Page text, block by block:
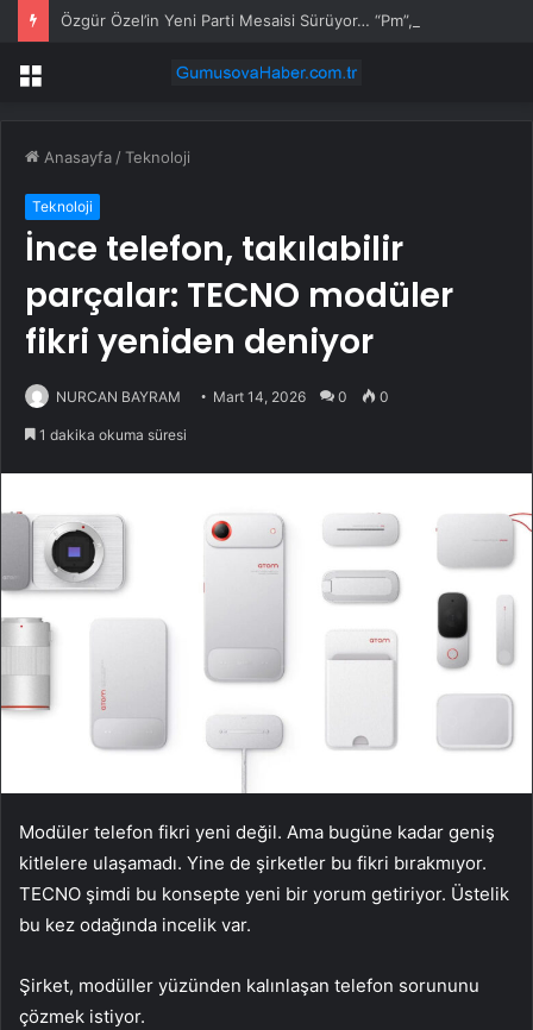
Menü
Anasayfa /Teknoloji
Teknoloji
İnce telefon, takılabilir
parçalar: TECNO modüler
fikri yeniden deniyor
NURCAN BAYRAM Mart 14, 2026 0 0
1 dakika okuma süresi
Modüler telefon fikri yeni değil. Ama bugüne kadar geniş
kitlelere ulaşamadı. Yine de şirketler bu fikri bırakmıyor.
TECNO şimdi bu konsepte yeni bir yorum getiriyor. Üstelik
bu kez odağında incelik var.
Şirket, modüller yüzünden kalınlaşan telefon sorununu
çözmek istiyor.